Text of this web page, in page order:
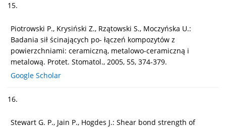
15.
Piotrowski P., Krysiński Z., Rzątowski S., Moczyńska U.:
Badania sił ścinających po- łączeń kompozytów z
powierzchniami: ceramiczną, metalowo-ceramiczną i
metalową. Protet. Stomatol., 2005, 55, 374-379.
Google Scholar
16.
Stewart G. P., Jain P., Hogdes J.: Shear bond strength of